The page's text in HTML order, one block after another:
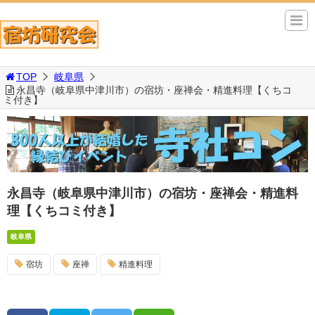
TOP
岐阜県
永昌寺（岐阜県中津川市）の宿坊・座禅会・精進料理【くちコ
ミ付き】
永昌寺（岐阜県中津川市）の宿坊・座禅会・精進料
理【くちコミ付き】
岐阜県
宿坊 座禅 精進料理